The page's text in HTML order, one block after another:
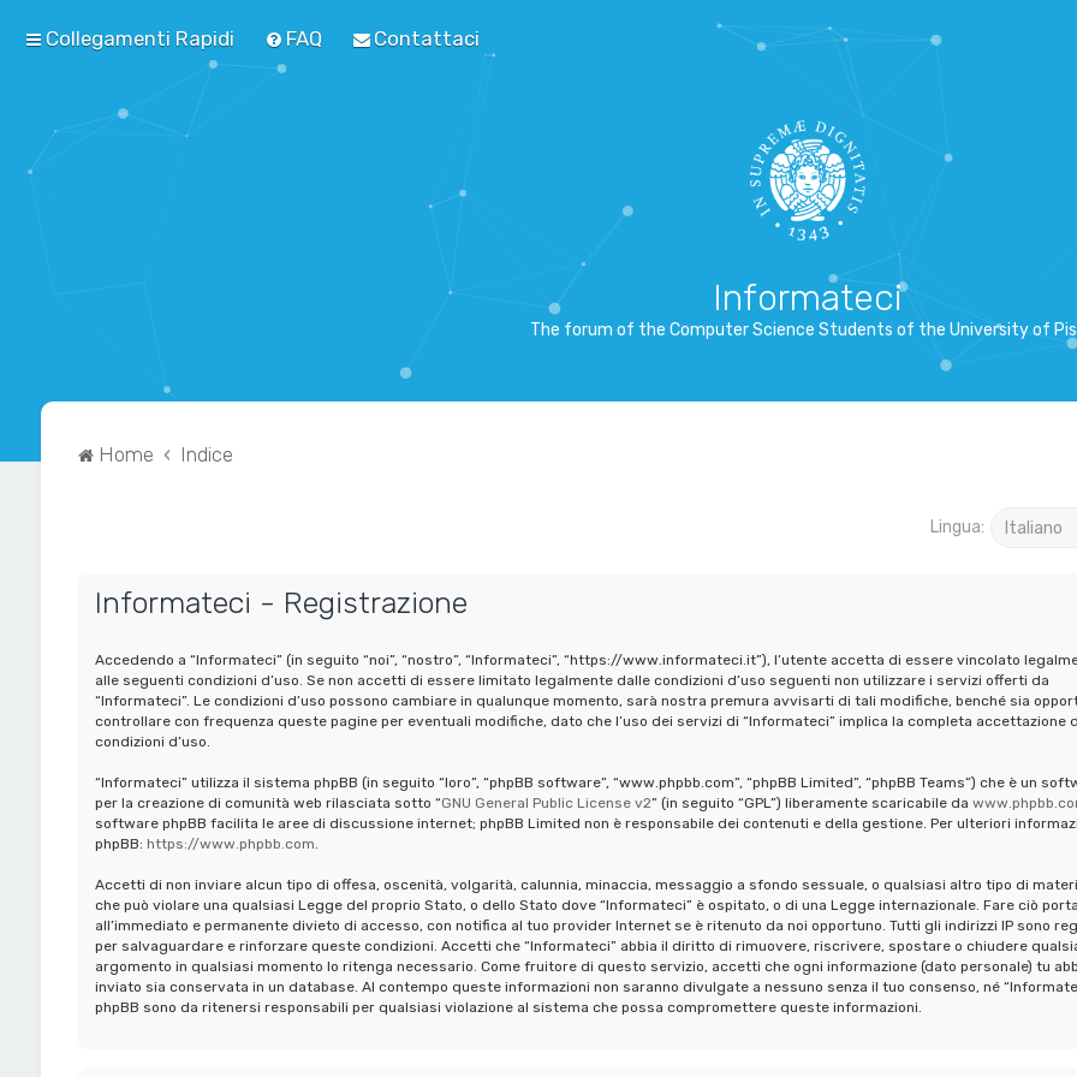
Collegamenti Rapidi FAQ Contattaci
Informateci
The forum of the Computer Science Students of the University of
Home Indice
Lingua:
Informateci - Registrazione
Accedendo a “Informateci” (in seguito “noi”, “nostro”, “Informateci”, “https://www.informateci.it”), l’utente accetta di essere vincolato
alle seguenti condizioni d’uso. Se non accetti di essere limitato legalmente dalle condizioni d’uso seguenti non utilizzare i servizi offerti da
“Informateci”. Le condizioni d’uso possono cambiare in qualunque momento, sarà nostra premura avvisarti di tali modifiche, benché sia
controllare con frequenza queste pagine per eventuali modifiche, dato che l’uso dei servizi di “Informateci” implica la completa accettazione
condizioni d’uso.
“Informateci” utilizza il sistema phpBB (in seguito “loro”, “phpBB software”, “www.phpbb.com”, “phpBB Limited”, “phpBB Teams”) che è un
per la creazione di comunità web rilasciata sotto “GNU General Public License v2” (in seguito “GPL”) liberamente scaricabile da
software phpBB facilita le aree di discussione internet; phpBB Limited non è responsabile dei contenuti e della gestione. Per ulteriori
phpBB: https://www.phpbb.com.
Accetti di non inviare alcun tipo di offesa, oscenità, volgarità, calunnia, minaccia, messaggio a sfondo sessuale, o qualsiasi altro tipo di
che può violare una qualsiasi Legge del proprio Stato, o dello Stato dove “Informateci” è ospitato, o di una Legge internazionale. Fare ciò porta
all’immediato e permanente divieto di accesso, con notifica al tuo provider Internet se è ritenuto da noi opportuno. Tutti gli indirizzi IP sono
per salvaguardare e rinforzare queste condizioni. Accetti che “Informateci” abbia il diritto di rimuovere, riscrivere, spostare o chiudere
argomento in qualsiasi momento lo ritenga necessario. Come fruitore di questo servizio, accetti che ogni informazione (dato personale) tu
inviato sia conservata in un database. Al contempo queste informazioni non saranno divulgate a nessuno senza il tuo consenso, né
phpBB sono da ritenersi responsabili per qualsiasi violazione al sistema che possa compromettere queste informazioni.